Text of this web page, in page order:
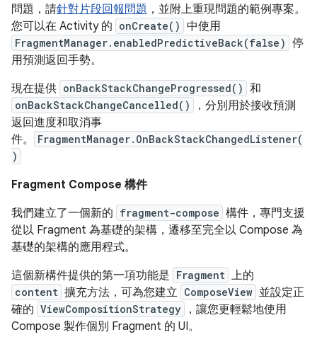
問題，請針對片段回報問題 ，並附上重現問題的範例專案。
您可以在 Activity 的 onCreate() 中使用
FragmentManager.enabledPredictiveBack(false) 停
用預測返回手勢。
現在提供 onBackStackChangeProgressed() 和
onBackStackChangeCancelled()
，分別用於接收預測
返回進度和取消事
件。
FragmentManager.OnBackStackChangedListener(
)
Fragment Compose 構件
我們建立了一個新的 fragment-compose 構件，專門支援
從以 Fragment 為基礎的架構，遷移至完全以 Compose 為
基礎的架構的應用程式。
這個新構件提供的第一項功能是 Fragment 上的
content 擴充方法，可為您建立 ComposeView 並設定正
確的 ViewCompositionStrategy
，讓您更輕鬆地使用
Compose 製作個別 Fragment 的 UI。